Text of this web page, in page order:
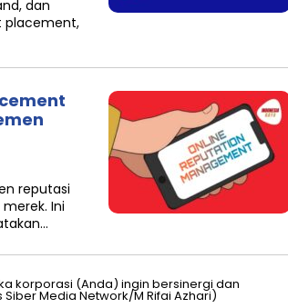
dan
placement,
reputasi
Ini